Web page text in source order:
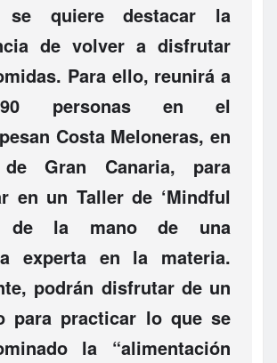
quiere destacar la
de volver a disfrutar
Para ello, reunirá a
personas en el
Costa Meloneras, en
Gran Canaria, para
en un Taller de ‘Mindful
de la mano de una
experta en la materia.
podrán disfrutar de un
para practicar lo que se
la “alimentación